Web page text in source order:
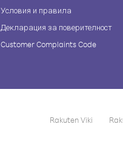
Условия и правила
Декларация за поверителност
Customer Complaints Code
Rakuten Viki